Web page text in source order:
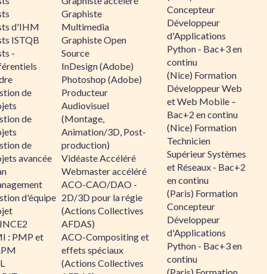
d'IHM
ISTQB
-
de
de
de
avancée
d'équipe
: PMP et
Graphiste
Multimedia
Graphiste Open
Source
InDesign (Adobe)
Photoshop (Adobe)
Producteur
Audiovisuel
(Montage,
Animation/3D, Post-
production)
Vidéaste Accéléré
Webmaster accéléré
ACO-CAO/DAO -
2D/3D pour la régie
(Actions Collectives
AFDAS)
ACO-Compositing et
effets spéciaux
(Actions Collectives
Concepteur
Développeur
d'Applications
Python - Bac+3 en
continu
(Nice) Formation
Développeur Web
et Web Mobile –
Bac+2 en continu
(Nice) Formation
Technicien
Supérieur Systèmes
et Réseaux - Bac+2
en continu
(Paris) Formation
Concepteur
Développeur
d'Applications
Python - Bac+3 en
continu